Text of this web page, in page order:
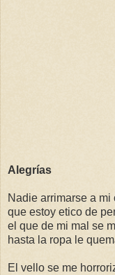
Alegrías
Nadie arrimarse a mi
que estoy etico de
el que de mi mal se
hasta la ropa le
El vello se me